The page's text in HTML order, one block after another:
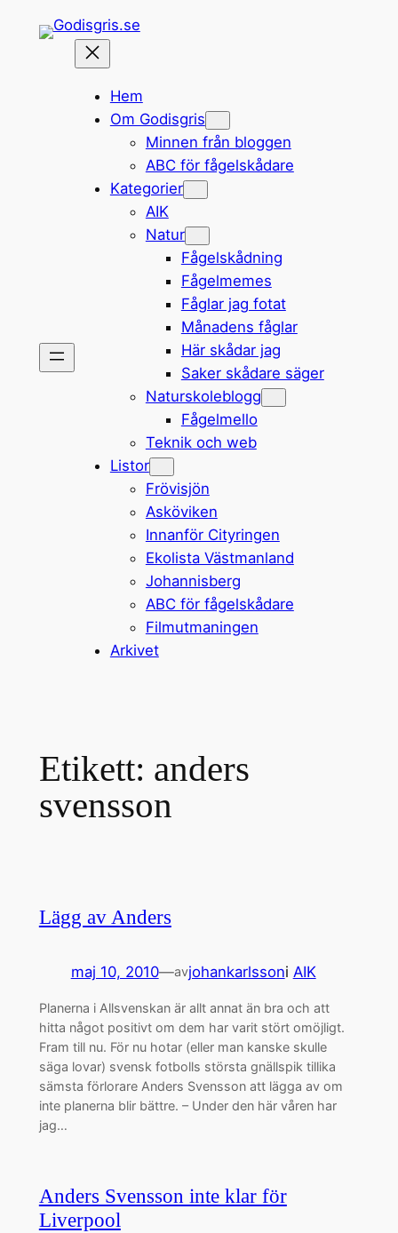
Hem
Om Godisgris
Minnen från bloggen
ABC för fågelskådare
Kategorier
AIK
Natur
Fågelskådning
Fågelmemes
Fåglar jag fotat
Månadens fåglar
Här skådar jag
Saker skådare säger
Naturskoleblogg
Fågelmello
Teknik och web
Listor
Frövisjön
Asköviken
Innanför Cityringen
Ekolista Västmanland
Johannisberg
ABC för fågelskådare
Filmutmaningen
Arkivet
Etikett: anders
svensson
Lägg av Anders
maj 10, 2010—avjohankarlssoni AIK
Planerna i Allsvenskan är allt annat än bra och att
hitta något positivt om dem har varit stört omöjligt.
Fram till nu. För nu hotar (eller man kanske skulle
säga lovar) svensk fotbolls största gnällspik tillika
sämsta förlorare Anders Svensson att lägga av om
inte planerna blir bättre. – Under den här våren har
jag…
Anders Svensson inte klar för
Liverpool